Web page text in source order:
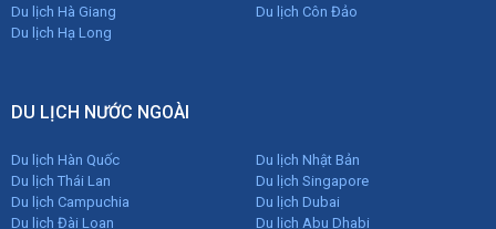
Du lịch Hà Giang
Du lịch Hạ Long
Du lịch Côn Đảo
DU LỊCH NƯỚC NGOÀI
Du lịch Hàn Quốc
Du lịch Thái Lan
Du lịch Campuchia
Du lịch Đài Loan
Du lịch Nhật Bản
Du lịch Singapore
Du lịch Dubai
Du lịch Abu Dhabi